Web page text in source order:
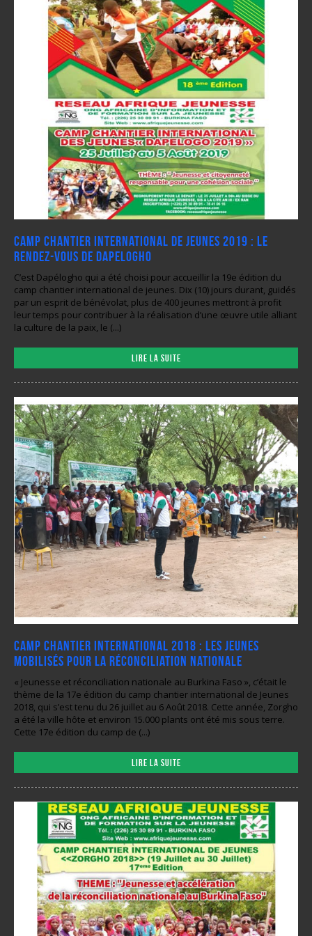
Camp chantier international de jeunes 2019 : Le
rendez-vous de Dapelogho
C’est Dapélogho qui a été choisi pour accueillir la 19e édition du
camp chantier international de jeunes. Dix (10) jours durant, guidés
par un esprit de bénévolat, plus de 400 jeunes mettront à profit
leur temps pour contribuer à la réalisation d’une œuvre utile alliant
la culture de la paix, le (...)
Lire la suite
Camp chantier international 2018 : les jeunes
mobilisés pour la réconciliation nationale
« Jeunesse et réconciliation nationale au Burkina Faso », c’était le
thème de la 17e édition du camp chantier international de Jeunes
2018, qui s’est tenu du 26 juillet au 6 Août 2018. Cette année, Zorgho
a été la ville hôte et environ 15.000 plants ont été mis sous terre.
Cette 17e édition du camp de (...)
Lire la suite